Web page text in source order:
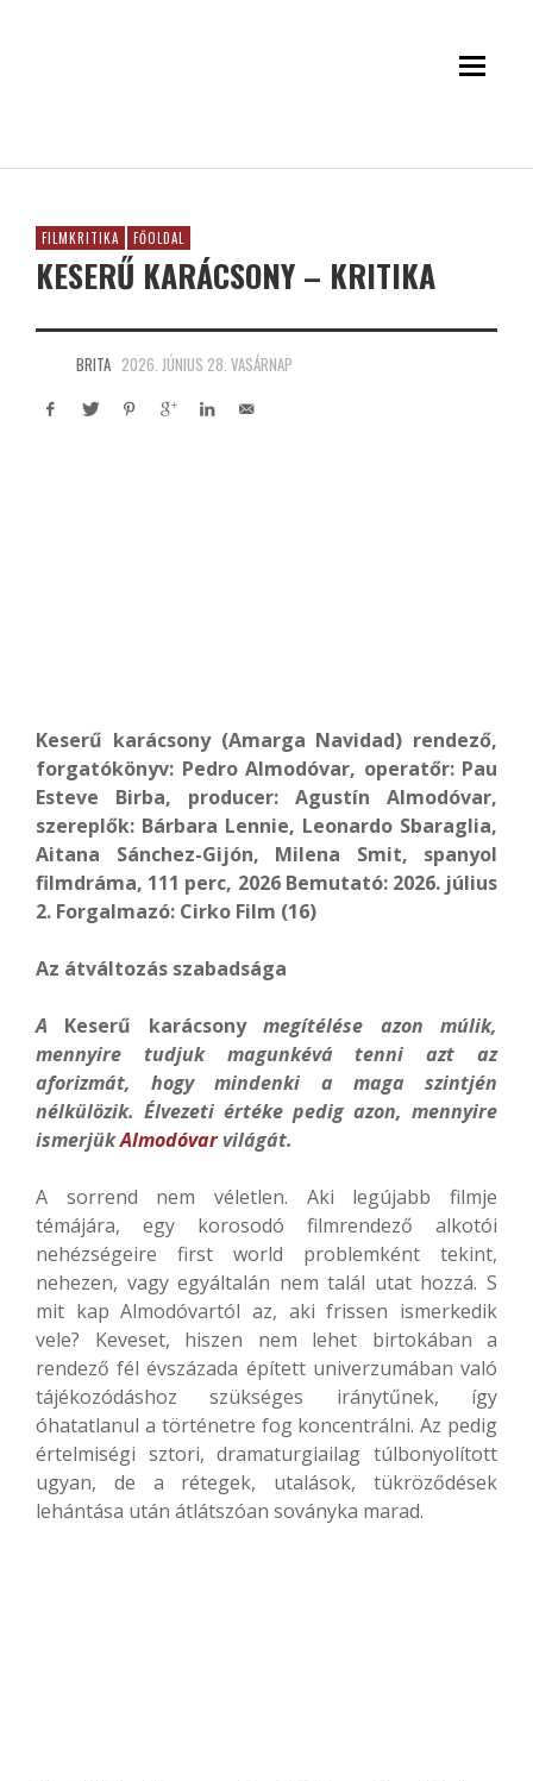
FILMKRITIKA FŐOLDAL
KESERŰ KARÁCSONY – KRITIKA
BRITA 2026. JÚNIUS 28. VASÁRNAP
Keserű karácsony (Amarga Navidad) rendező,
forgatókönyv: Pedro Almodóvar, operatőr: Pau
Esteve Birba, producer: Agustín Almodóvar,
szereplők: Bárbara Lennie, Leonardo Sbaraglia,
Aitana Sánchez-Gijón, Milena Smit, spanyol
filmdráma, 111 perc, 2026 Bemutató: 2026. július
2. Forgalmazó: Cirko Film (16)
Az átváltozás szabadsága
A Keserű karácsonymegítélése azon múlik,
mennyire tudjuk magunkévá tenni azt az
aforizmát, hogy mindenki a maga szintjén
nélkülözik. Élvezeti értéke pedig azon, mennyire
ismerjükAlmodóvarvilágát.
A sorrend nem véletlen. Aki legújabb filmje
témájára, egy korosodó filmrendező alkotói
nehézségeire first world problemként tekint,
nehezen, vagy egyáltalán nem talál utat hozzá. S
mit kap Almodóvartól az, aki frissen ismerkedik
vele? Keveset, hiszen nem lehet birtokában a
rendező fél évszázada épített univerzumában való
tájékozódáshoz szükséges iránytűnek, így
óhatatlanul a történetre fog koncentrálni. Az pedig
értelmiségi sztori, dramaturgiailag túlbonyolított
ugyan, de a rétegek, utalások, tükröződések
lehántása után átlátszóan soványka marad.